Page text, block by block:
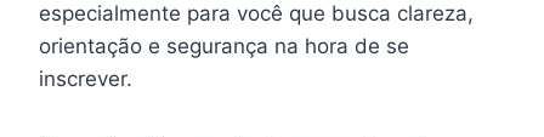
especialmente para você que busca clareza,
orientação e segurança na hora de se
inscrever.